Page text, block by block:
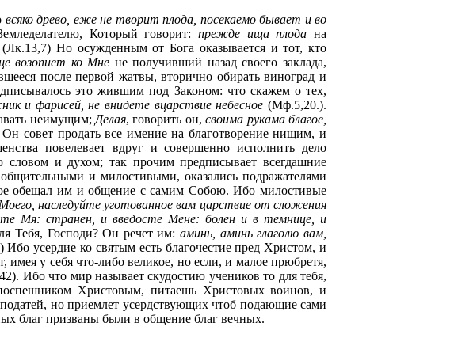
всяко древо, еже не творит плода, посекаемо бывает и во
Который говорит:прежде ища плода на
Но осужденным от Бога оказывается и тот, кто
возопиет ко Мне не получивший назад своего заклада,
после первой жатвы, вторично обирать виноград и
это жившим под Законом: что скажем о тех,
и фарисей, не внидете вцарствие небесное (Мф.5,20.).
неимущим; Делая, говорить он,своима рукама благое,
совет продать все имение на благотворение нищим, и
повелевает вдруг и совершенно исполнить дело
и духом; так прочим предписывает всегдашние
и милостивыми, оказались подражателями
обещал им и общение с самим Собою. Ибо милостивые
наследуйте уготованное вам царствие от сложения
Мя: странен, и введосте Мене: болен и в темнице, и
Тебя, Господи? Он речет им:аминь, аминь глаголю вам,
усердие ко святым есть благочестие пред Христом, и
у себя что-либо великое, но если, и малое прюбретя,
Ибо что мир называет скудостию учеников то для тебя,
Христовым, питаешь Христовых воинов, и
но приемлет усердствующих чтоб подающие сами
благ призваны были в общение благ вечных.